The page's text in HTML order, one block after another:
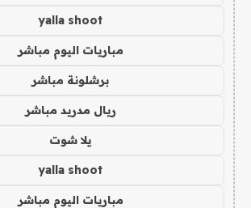
yalla shoot
مباريات اليوم مباشر
برشلونة مباشر
ريال مدريد مباشر
يلا شوت
yalla shoot
مباريات اليوم مباشر